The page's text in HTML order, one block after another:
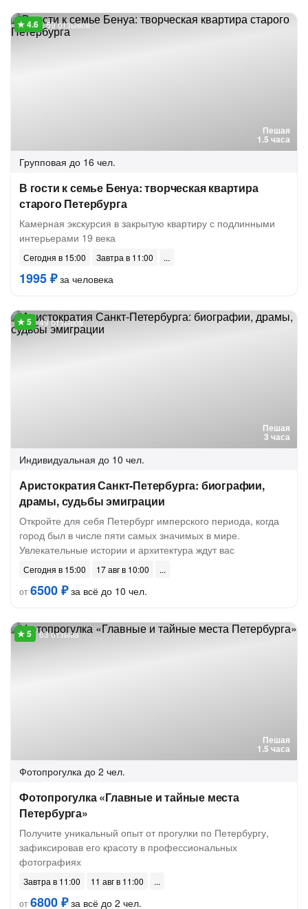
Пешая
1.5 часа
59 отзывов
Групповая до 16 чел.
В гости к семье Бенуа: творческая квартира
старого Петербурга
Камерная экскурсия в закрытую квартиру с подлинными
интерьерами 19 века
Сегодня в 15:00 Завтра в 11:00
1995 ₽за человека
Пешая
3 часа
49 отзывов
Индивидуальная до 10 чел.
Аристократия Санкт-Петербурга: биографии,
драмы, судьбы эмиграции
Откройте для себя Петербург имперского периода, когда
город был в числе пяти самых значимых в мире.
Увлекательные истории и архитектура ждут вас
Сегодня в 15:00
17 авг в 10:00
от6500 ₽за всё до 10 чел.
Пешая
1.5 часа
63 отзыва
Фотопрогулка до 2 чел.
Фотопрогулка «Главные и тайные места
Петербурга»
Получите уникальный опыт от прогулки по Петербургу,
зафиксировав его красоту в профессиональных
фотографиях
Завтра в 11:00
11 авг в 11:00
от6800 ₽за всё до 2 чел.